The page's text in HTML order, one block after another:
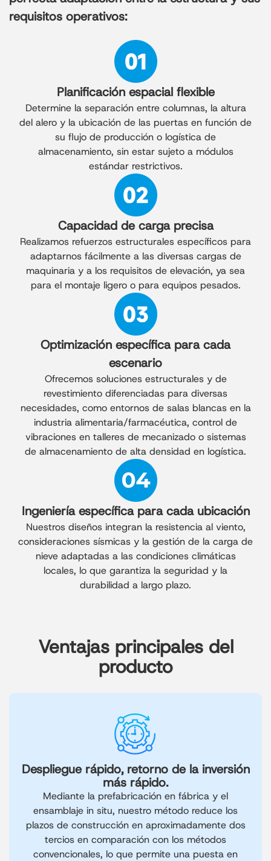
requisitos operativos:
Planificación espacial flexible
Determine la separación entre columnas, la altura
del alero y la ubicación de las puertas en función de
su flujo de producción o logística de
almacenamiento, sin estar sujeto a módulos
estándar restrictivos.
Capacidad de carga precisa
Realizamos refuerzos estructurales específicos para
adaptarnos fácilmente a las diversas cargas de
maquinaria y a los requisitos de elevación, ya sea
para el montaje ligero o para equipos pesados.
Optimización específica para cada
escenario
Ofrecemos soluciones estructurales y de
revestimiento diferenciadas para diversas
necesidades, como entornos de salas blancas en la
industria alimentaria/farmacéutica, control de
vibraciones en talleres de mecanizado o sistemas
de almacenamiento de alta densidad en logística.
Ingeniería específica para cada ubicación
Nuestros diseños integran la resistencia al viento,
consideraciones sísmicas y la gestión de la carga de
nieve adaptadas a las condiciones climáticas
locales, lo que garantiza la seguridad y la
durabilidad a largo plazo.
Ventajas principales del
producto
Despliegue rápido, retorno de la inversión
más rápido.
Mediante la prefabricación en fábrica y el
ensamblaje in situ, nuestro método reduce los
plazos de construcción en aproximadamente dos
tercios en comparación con los métodos
convencionales, lo que permite una puesta en